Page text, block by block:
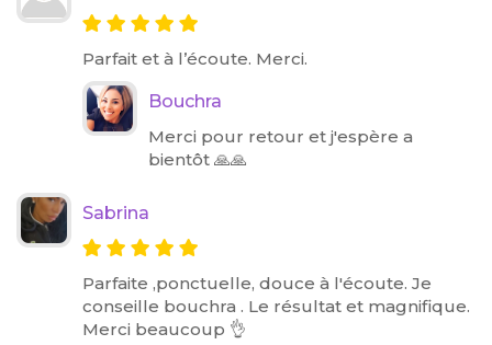
Parfait et à l’écoute. Merci.
Bouchra
Merci pour retour et j'espère a
bientôt 🙏🙏
Sabrina
Parfaite ,ponctuelle, douce à l'écoute. Je
conseille bouchra . Le résultat et magnifique.
Merci beaucoup 👌